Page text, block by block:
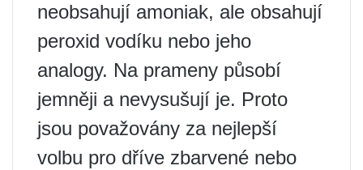
neobsahují amoniak, ale obsahují
peroxid vodíku nebo jeho
analogy. Na prameny působí
jemněji a nevysušují je. Proto
jsou považovány za nejlepší
volbu pro dříve zbarvené nebo